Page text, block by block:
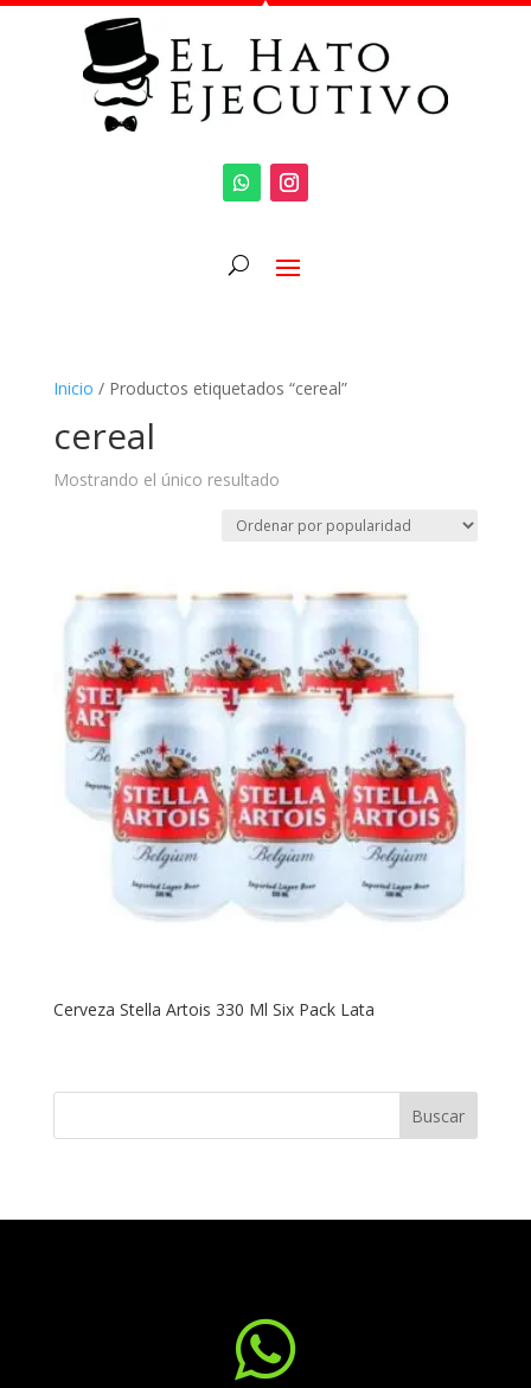
Inicio / Productos etiquetados “cereal”
cereal
Mostrando el único resultado
Cerveza Stella Artois 330 Ml Six Pack Lata
Buscar
